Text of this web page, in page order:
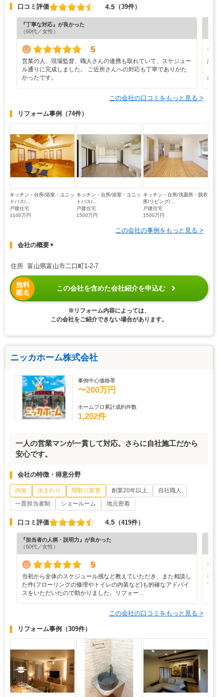
口コミ評価 4.5 （39件）
『丁寧な対応』が良かった
（60代／女性）
5
営業の人、現場監督、職人さんの連携も取れていて、スケジュー
ル通りに完成しました。 ご近所さんへの対応も丁寧でありがた
かったです。
結
の
この会社の口コミをもっと見る >
リフォーム事例 （74件）
キッチン・台所/浴室・ユニッ
トバス/...
戸建住宅
1100万円
キッチン・台所/浴室・ユニッ
トバス/...
戸建住宅
1500万円
キッチン・台所/洗面所・脱衣
所/リビング/...
戸建住宅
1500万円
この会社の事例をもっと見る >
会社の概要▼
住所 富山県富山市二口町1-2-7
無料
匿名
この会社を含めた会社紹介を申込む
※リフォーム内容によっては、
この会社をご紹介できない場合があります。
ニッカホーム株式会社
事例中心価格帯
〜200万円
ホームプロ累計成約件数
1,202件
一人の営業マンが一貫して対応。さらに自社施工だから
安心です。
会社の特徴・得意分野
内装 水まわり 間取り変更 創業20年以上
自社職人
一貫担当者制
ショールーム 地元密着
口コミ評価 4.5 （419件）
『担当者の人柄・説明力』が良かった
（60代／女性）
5
当初から全体のスケジュール感など教えていただき、また相談し
た件(フローリングの修理やトイレの内装など)も的確なアドバイ
スをいただいたので助かりました。リフォー…
非
て
この会社の口コミをもっと見る >
リフォーム事例 （309件）